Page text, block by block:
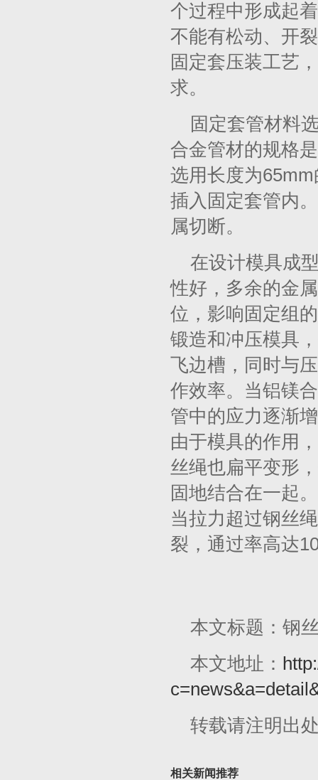
个过程中形成起
不能有松动、开
固定套压装工艺
求。
固定套管材料
合金管材的规格
选用长度为
插入固定套管内
属切断。
在设计模具成
性好，多余的金
位，影响固定组
锻造和冲压模具
飞边槽，同时与
作效率。当铝镁
管中的应力逐渐
由于模具的作用
丝绳也扁平变形
固地结合在一起。
当拉力超过钢丝
裂，通过率高达
本文标题：钢
本文地址：
转载请注明出
相关新闻推荐